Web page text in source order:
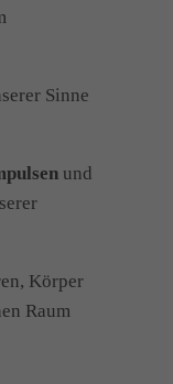
Sinne
und
Körper
Raum